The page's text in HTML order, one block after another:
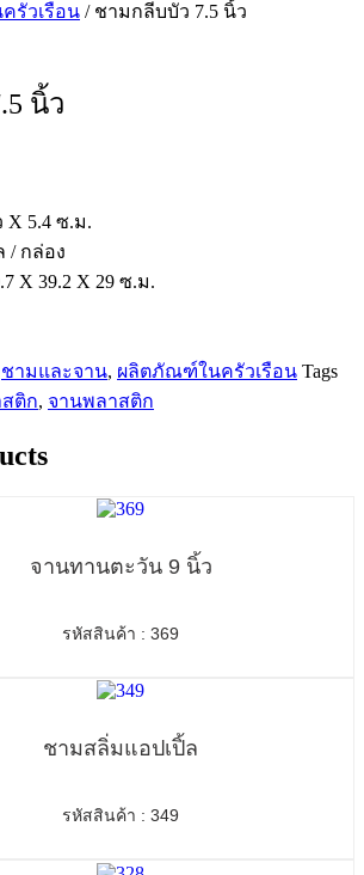
รัวเรือน / ชามกลีบบัว 7.5 นิ้ว
นิ้ว
X 5.4 ซ.ม.
/ กล่อง
X 39.2 X 29 ซ.ม.
ชามและจาน, ผลิตภัณฑ์ในครัวเรือน Tags
ติก, จานพลาสติก
จานทานตะวัน 9 นิ้ว
รหัสสินค้า : 369
ชามสลิ่มแอปเปิ้ล
รหัสสินค้า : 349